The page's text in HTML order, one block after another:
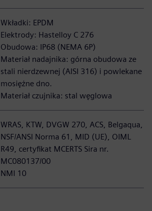
Wkładki: EPDM
Elektrody: Hastelloy C 276
Obudowa: IP68 (NEMA 6P)
Materiał nadajnika: górna obudowa ze
stali nierdzewnej (AISI 316) i powlekane
mosiężne dno.
Materiał czujnika: stal węglowa
WRAS, KTW, DVGW 270, ACS, Belgaqua,
NSF/ANSI Norma 61, MID (UE), OIML
R49, certyfikat MCERTS Sira nr.
MC080137/00
NMI 10